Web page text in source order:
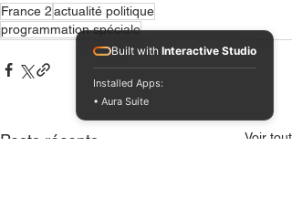
France 2actualité politique
programmation spéciale
Posts récents Voir tout
Built with Interactive Studio
Installed Apps:
• Aura Suite